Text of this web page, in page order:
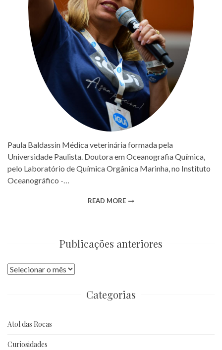
Paula Baldassin Médica veterinária formada pela
Universidade Paulista. Doutora em Oceanografia Química,
pelo Laboratório de Química Orgânica Marinha, no Instituto
Oceanográfico -…
READ MORE
Publicações anteriores
Publicações
Categorias
Atol das Rocas
Curiosidades